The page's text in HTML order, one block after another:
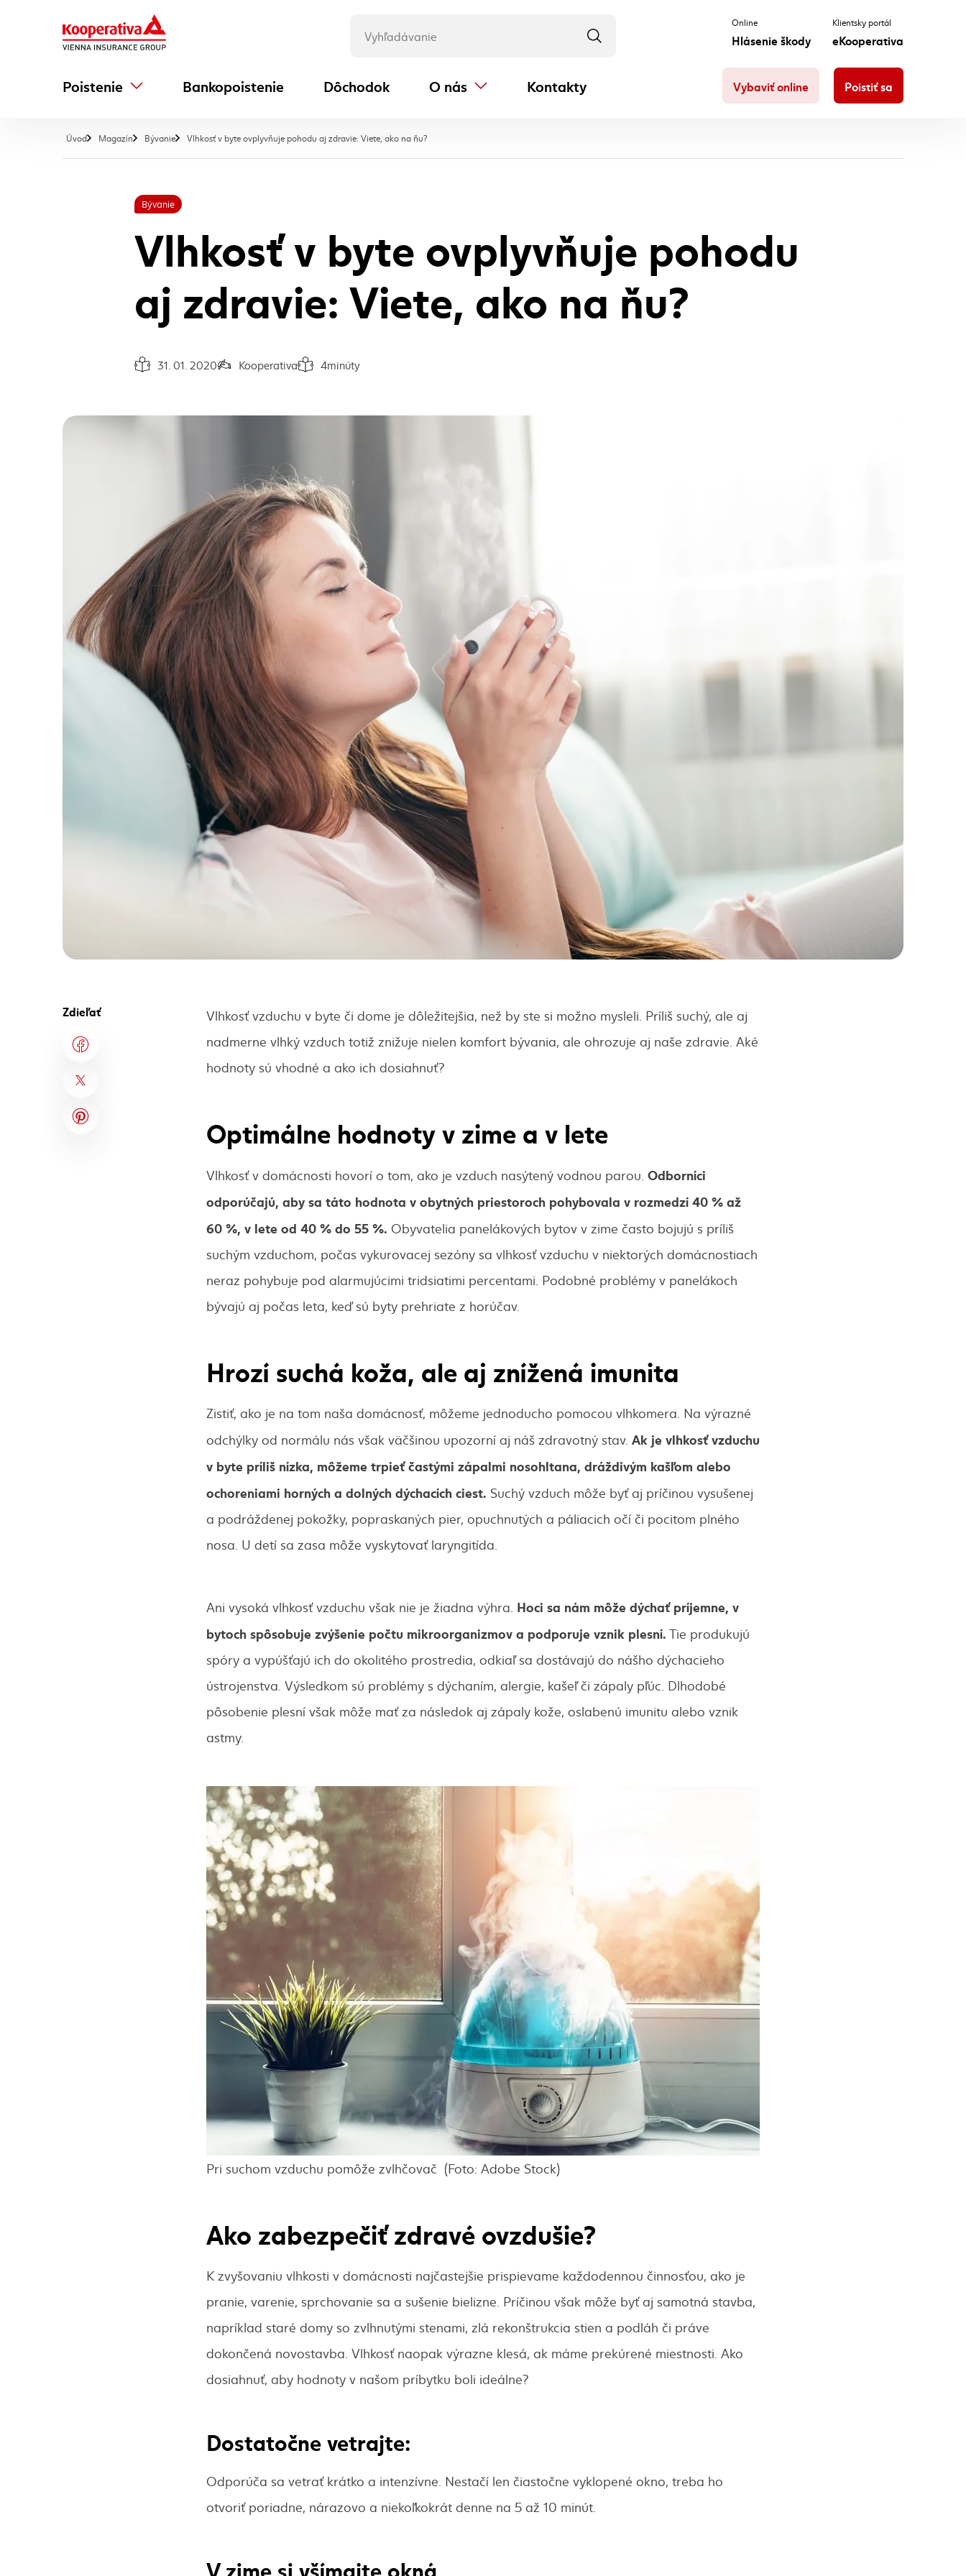
Online
Hlásenie škody
Klientsky portál
eKooperativa
Poistenie Bankopoistenie Dôchodok
(externý odkaz) O nás Kontakty Vybaviť online Poistiť sa
Úvod Magazín Bývanie Vlhkosť v byte ovplyvňuje pohodu aj zdravie: Viete, ako na ňu?, aktuálna stránka
Bývanie
Vlhkosť v byte ovplyvňuje pohodu
aj zdravie: Viete, ako na ňu?
Dátum vydania článku:
31. 01. 2020Autor článku:
KooperativaČas na prečítanie článku:
4minúty
Zdieľať
Vlhkosť vzduchu v byte či dome je dôležitejšia, než by ste si možno mysleli. Príliš suchý, ale aj
nadmerne vlhký vzduch totiž znižuje nielen komfort bývania, ale ohrozuje aj naše zdravie. Aké
hodnoty sú vhodné a ako ich dosiahnuť?
Optimálne hodnoty v zime a v lete
Vlhkosť v domácnosti hovorí o tom, ako je vzduch nasýtený vodnou parou. Odborníci
odporúčajú, aby sa táto hodnota v obytných priestoroch pohybovala v rozmedzí 40 % až
60 %, v lete od 40 % do 55 %. Obyvatelia panelákových bytov v zime často bojujú s príliš
suchým vzduchom, počas vykurovacej sezóny sa vlhkosť vzduchu v niektorých domácnostiach
neraz pohybuje pod alarmujúcimi tridsiatimi percentami. Podobné problémy v panelákoch
bývajú aj počas leta, keď sú byty prehriate z horúčav.
Hrozí suchá koža, ale aj znížená imunita
Zistiť, ako je na tom naša domácnosť, môžeme jednoducho pomocou vlhkomera. Na výrazné
odchýlky od normálu nás však väčšinou upozorní aj náš zdravotný stav. Ak je vlhkosť vzduchu
v byte príliš nízka, môžeme trpieť častými zápalmi nosohltana, dráždivým kašľom alebo
ochoreniami horných a dolných dýchacích ciest. Suchý vzduch môže byť aj príčinou vysušenej
a podráždenej pokožky, popraskaných pier, opuchnutých a páliacich očí či pocitom plného
nosa. U detí sa zasa môže vyskytovať laryngitída.
Ani vysoká vlhkosť vzduchu však nie je žiadna výhra. Hoci sa nám môže dýchať príjemne, v
bytoch spôsobuje zvýšenie počtu mikroorganizmov a podporuje vznik plesní. Tie produkujú
spóry a vypúšťajú ich do okolitého prostredia, odkiaľ sa dostávajú do nášho dýchacieho
ústrojenstva. Výsledkom sú problémy s dýchaním, alergie, kašeľ či zápaly pľúc. Dlhodobé
pôsobenie plesní však môže mať za následok aj zápaly kože, oslabenú imunitu alebo vznik
astmy.
Pri suchom vzduchu pomôže zvlhčovač (Foto: Adobe Stock)
Ako zabezpečiť zdravé ovzdušie?
K zvyšovaniu vlhkosti v domácnosti najčastejšie prispievame každodennou činnosťou, ako je
pranie, varenie, sprchovanie sa a sušenie bielizne. Príčinou však môže byť aj samotná stavba,
napríklad staré domy so zvlhnutými stenami, zlá rekonštrukcia stien a podláh či práve
dokončená novostavba. Vlhkosť naopak výrazne klesá, ak máme prekúrené miestnosti. Ako
dosiahnuť, aby hodnoty v našom príbytku boli ideálne?
Dostatočne vetrajte:
Odporúča sa vetrať krátko a intenzívne. Nestačí len čiastočne vyklopené okno, treba ho
otvoriť poriadne, nárazovo a niekoľkokrát denne na 5 až 10 minút.
V zime si všímajte okná